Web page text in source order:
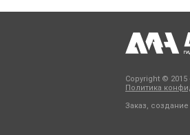
Copyright ©
Политика
Заказ,